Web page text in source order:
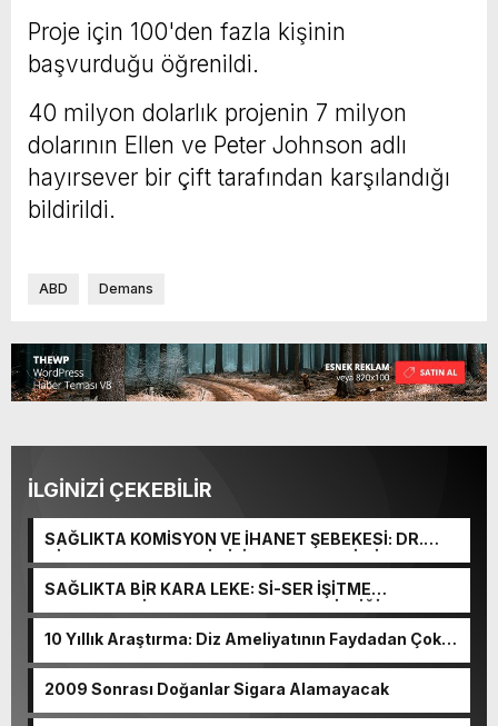
Proje için 100'den fazla kişinin
başvurduğu öğrenildi.
40 milyon dolarlık projenin 7 milyon
dolarının Ellen ve Peter Johnson adlı
hayırsever bir çift tarafından karşılandığı
bildirildi.
ABD Demans
İLGİNİZİ ÇEKEBİLİR
SAĞLIKTA KOMİSYON VE İHANET ŞEBEKESİ: DR.
NİHAT URUÇ VE SEMİH İŞİTME MERKEZİ’NİN SGK
VURGUNU!
SAĞLIKTA BİR KARA LEKE: Sİ-SER İŞİTME
MERKEZLERİ VE MODERN UMUT TACİRLİĞİ
10 Yıllık Araştırma: Diz Ameliyatının Faydadan Çok
2009 Sonrası Doğanlar Sigara Alamayacak